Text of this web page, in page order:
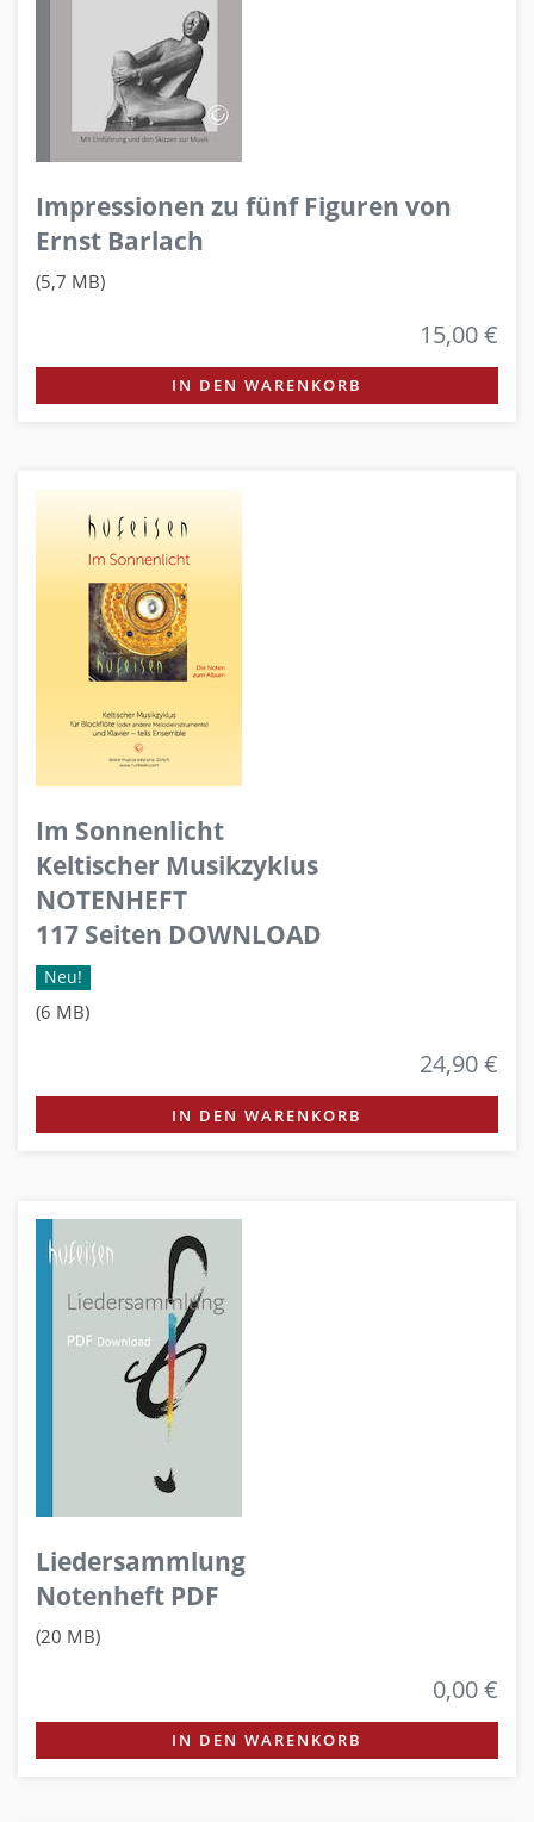
Impressionen zu fünf Figuren von
Ernst Barlach
(5,7 MB)
15,00 €
IN DEN WARENKORB
Im Sonnenlicht
Keltischer Musikzyklus
NOTENHEFT
117 Seiten DOWNLOAD
Neu!
(6 MB)
24,90 €
IN DEN WARENKORB
Liedersammlung
Notenheft PDF
(20 MB)
0,00 €
IN DEN WARENKORB